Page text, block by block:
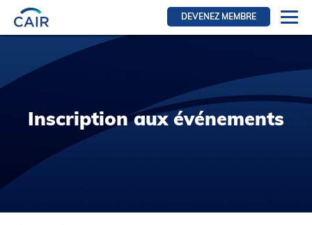
DEVENEZ MEMBRE
Se connecter
Ressources pour les membres
RFE Section
Ressources pour les patients
Inscription aux événements